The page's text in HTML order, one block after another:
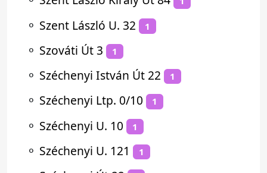
⚬ Szent László U. 32 1
⚬ Szováti Út 3 1
⚬ Széchenyi István Út 22 1
⚬ Széchenyi Ltp. 0/10 1
⚬ Széchenyi U. 10 1
⚬ Széchenyi U. 121 1